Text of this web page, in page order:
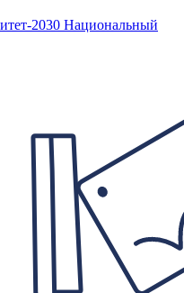
2030 Национальный